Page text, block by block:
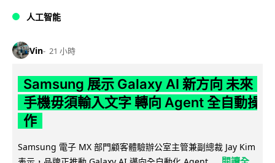
人工智能
Vin 21 小時
Samsung 展示 Galaxy AI 新方向 未來
手機毋須輸入文字 轉向 Agent 全自動操
作
Samsung 電子 MX 部門顧客體驗辦公室主管兼副總裁 Jay Kim